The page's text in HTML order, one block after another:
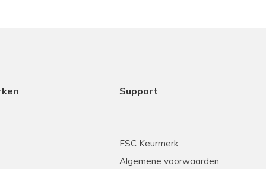
Support
FSC Keurmerk
Algemene voorwaarden